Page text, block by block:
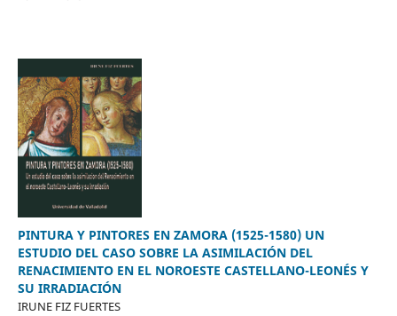
PINTURA Y PINTORES EN ZAMORA (1525-1580) UN
ESTUDIO DEL CASO SOBRE LA ASIMILACIÓN DEL
RENACIMIENTO EN EL NOROESTE CASTELLANO-LEONÉS Y
SU IRRADIACIÓN
IRUNE FIZ FUERTES